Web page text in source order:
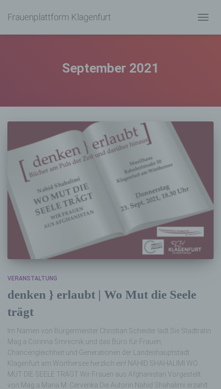
Frauenplattform Klagenfurt
September 2021
VERANSTALTUNG
denken } erlaubt | Wo Mut die Seele
trägt
Im Namen von Bürgermeister Christian Scheider lädt Sie Stadträtin
Mag.a Corinna Smrecnik und das Büro für Frauen,
Chancengleichheit und Generationen der Landeshauptstadt
Klagenfurt am Wörthersee herzlich ein! NAHID SHAHALIMI WO
MUT DIE SEELE TRÄGT Wir Frauen aus Afghanistan Vorgestellt
von Mag.a Maria M. Cervenka Die Autorin Nahid Shahalimi erzählt